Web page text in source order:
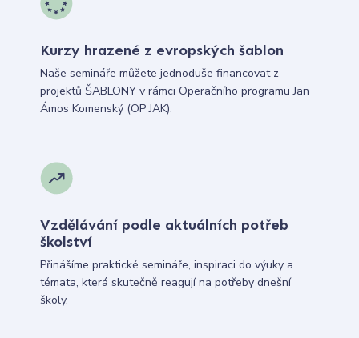
Kurzy hrazené z evropských šablon
Naše semináře můžete jednoduše financovat z
projektů ŠABLONY v rámci Operačního programu Jan
Ámos Komenský (OP JAK).
Vzdělávání podle aktuálních potřeb
školství
Přinášíme praktické semináře, inspiraci do výuky a
témata, která skutečně reagují na potřeby dnešní
školy.